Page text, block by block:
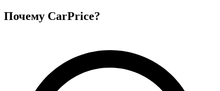
Почему CarPrice?